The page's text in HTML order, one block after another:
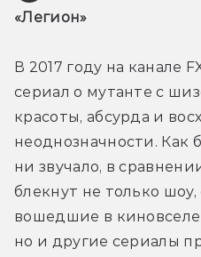
«Легион»
В 2017 году на канале
сериал о мутанте с
красоты, абсурда и
неоднозначности. Как
ни звучало, в
блекнут не только
вошедшие в
но и другие сериалы